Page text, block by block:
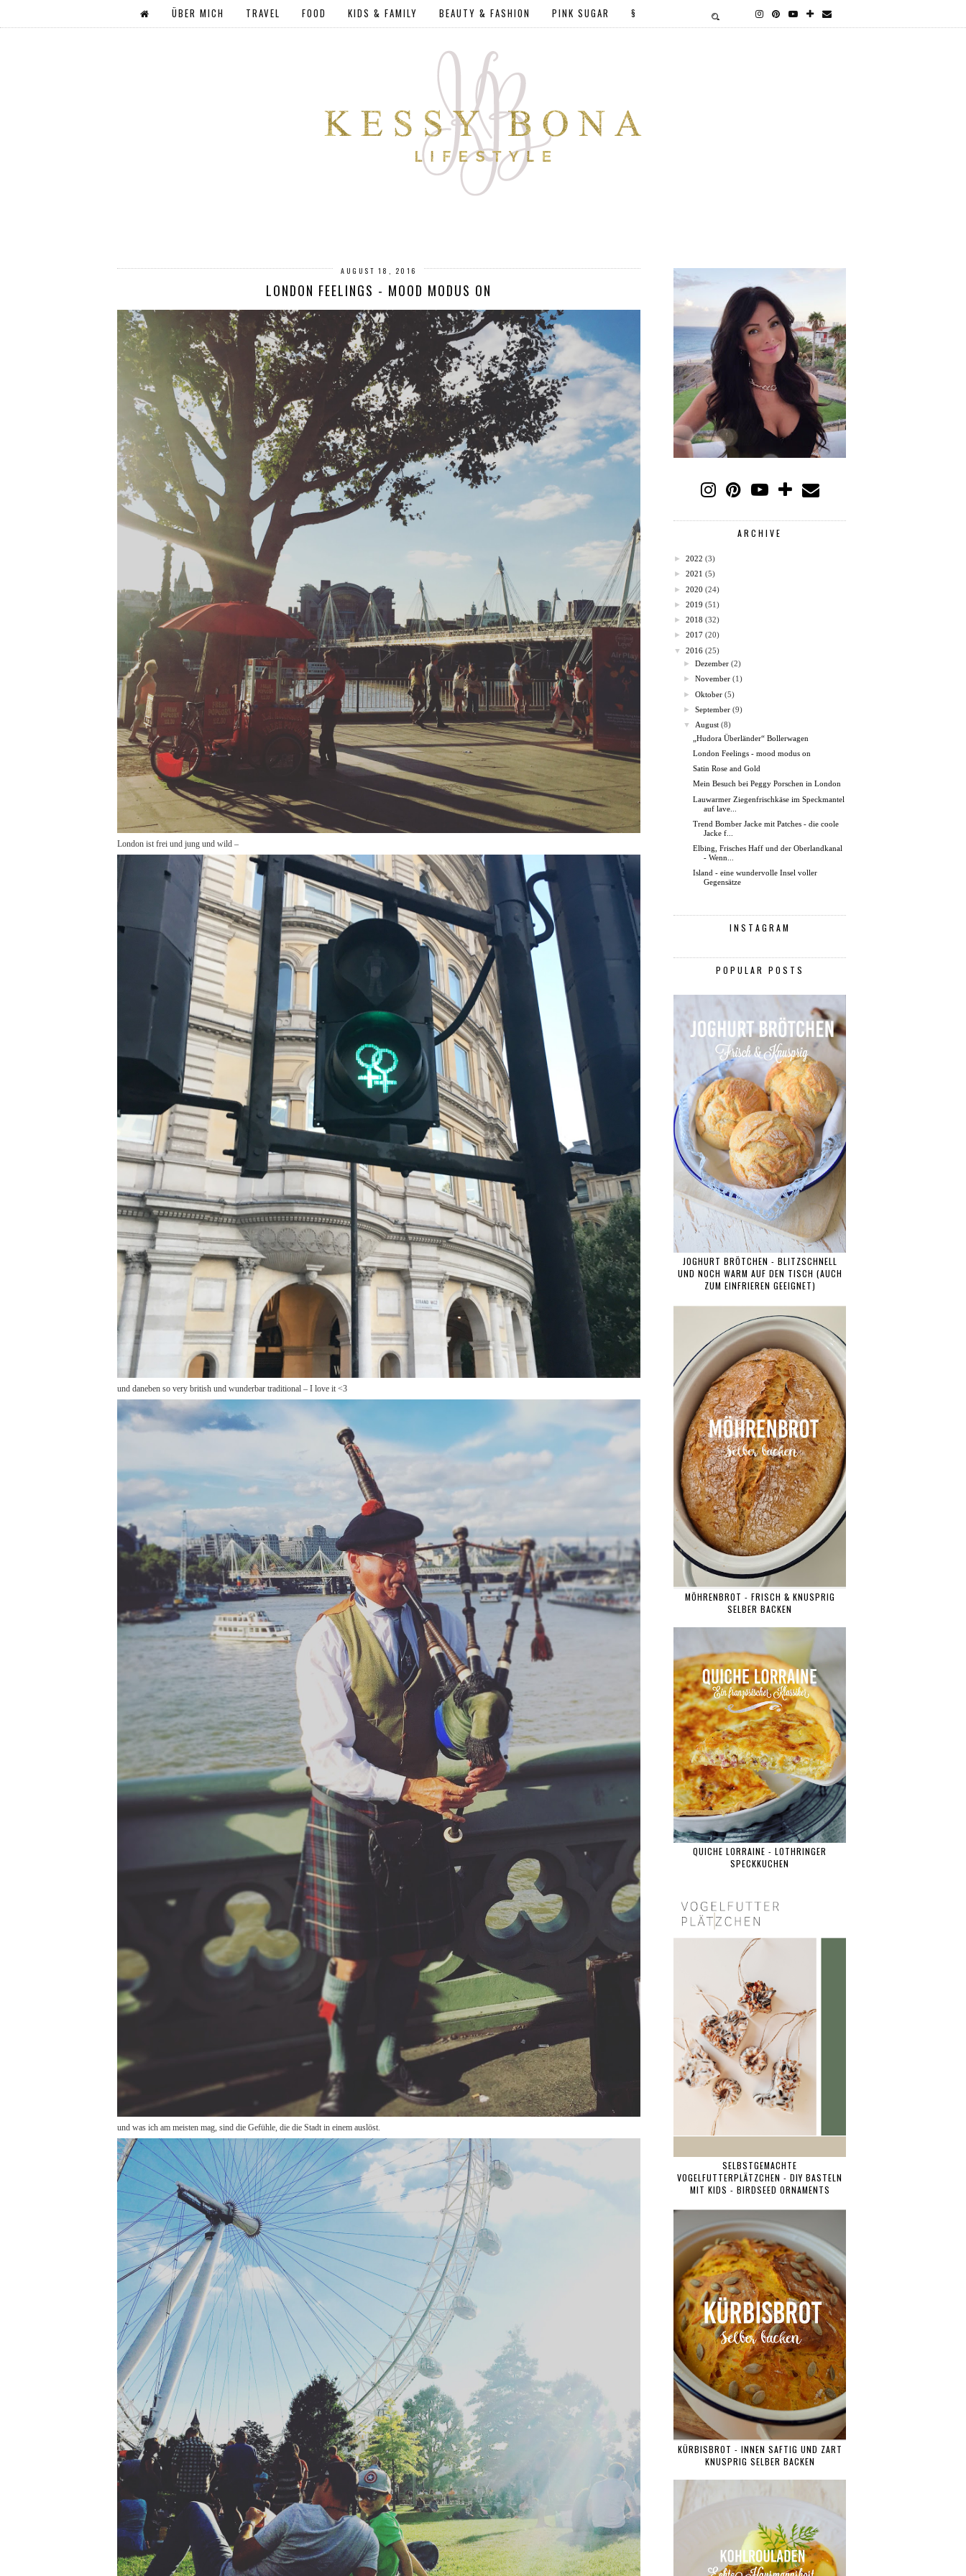
ÜBER MICH TRAVEL FOOD KIDS & FAMILY BEAUTY & FASHION PINK SUGAR §
AUGUST 18, 2016
LONDON FEELINGS - MOOD MODUS ON
London ist frei und jung und wild –
und daneben so very british und wunderbar traditional – I love it <3
und was ich am meisten mag, sind die Gefühle, die die Stadt in einem auslöst.
ARCHIVE
► 2022 (3)
► 2021 (5)
► 2020 (24)
► 2019 (51)
► 2018 (32)
► 2017 (20)
▼
2016 (25)
►Dezember (2)
►November (1)
►Oktober (5)
►September (9)
▼
August (8)
„Hudora Überländer“ Bollerwagen
London Feelings - mood modus on
Satin Rose and Gold
Mein Besuch bei Peggy Porschen in London
Lauwarmer Ziegenfrischkäse im Speckmantel
auf lave...
Trend Bomber Jacke mit Patches - die coole
Jacke f...
Elbing, Frisches Haff und der Oberlandkanal
- Wenn...
Island - eine wundervolle Insel voller
Gegensätze
INSTAGRAM
POPULAR POSTS
JOGHURT BRÖTCHEN - BLITZSCHNELL
UND NOCH WARM AUF DEN TISCH (AUCH
ZUM EINFRIEREN GEEIGNET)
MÖHRENBROT - FRISCH & KNUSPRIG
SELBER BACKEN
QUICHE LORRAINE - LOTHRINGER
SPECKKUCHEN
SELBSTGEMACHTE
VOGELFUTTERPLÄTZCHEN - DIY BASTELN
MIT KIDS - BIRDSEED ORNAMENTS
KÜRBISBROT - INNEN SAFTIG UND ZART
KNUSPRIG SELBER BACKEN